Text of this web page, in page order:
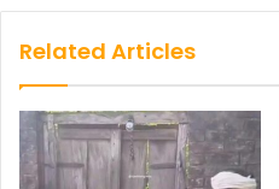
Related Articles